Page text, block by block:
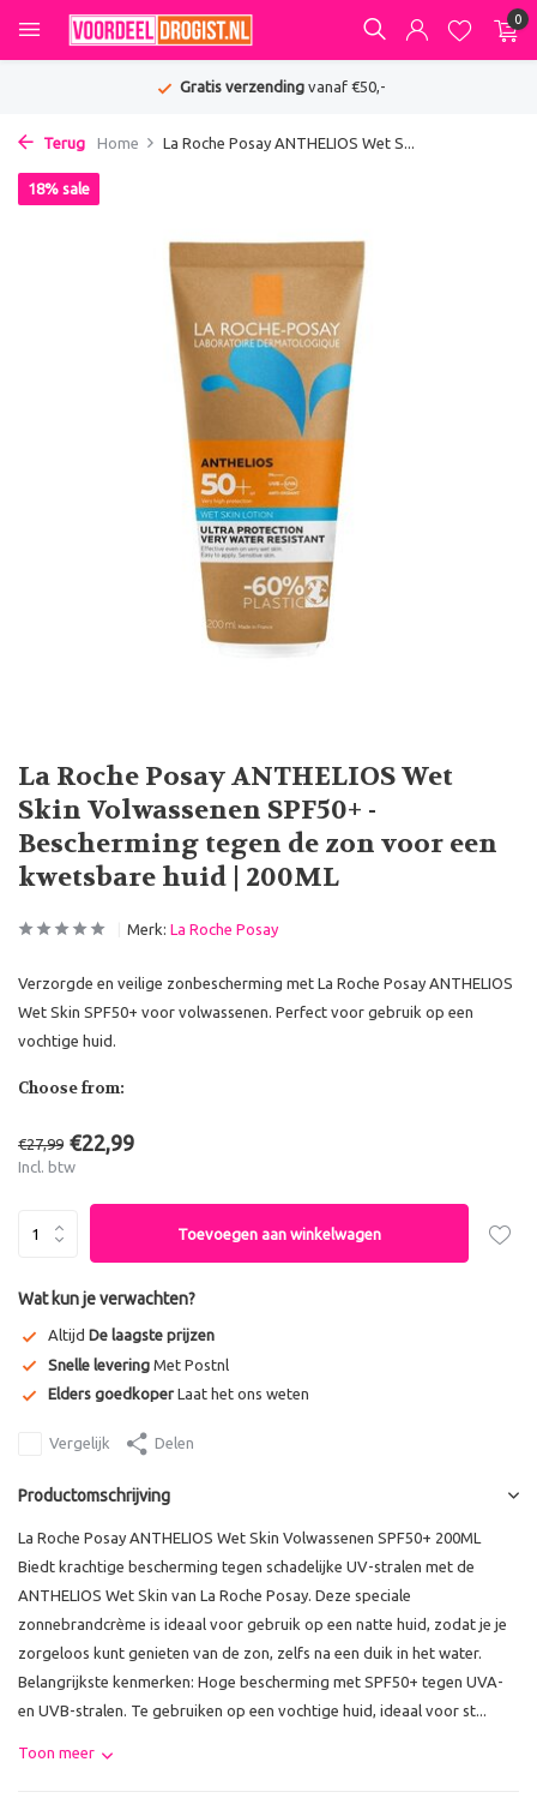
0
Gratis verzendingvanaf €50,-
Terug Home La Roche Posay ANTHELIOS Wet S...
La Roche Posay ANTHELIOS Wet
Skin Volwassenen SPF50+ -
Bescherming tegen de zon voor een
kwetsbare huid | 200ML
18% sale
Merk: La Roche Posay
Verzorgde en veilige zonbescherming met La Roche Posay ANTHELIOS
Wet Skin SPF50+ voor volwassenen. Perfect voor gebruik op een
vochtige huid.
Choose from:
€27,99 €22,99
Incl. btw
Toevoegen aan winkelwagen
Wat kun je verwachten?
Altijd De laagste prijzen
Snelle levering Met Postnl
Elders goedkoper Laat het ons weten
Vergelijk Delen
Productomschrijving
La Roche Posay ANTHELIOS Wet Skin Volwassenen SPF50+ 200ML
Biedt krachtige bescherming tegen schadelijke UV-stralen met de
ANTHELIOS Wet Skin van La Roche Posay. Deze speciale
zonnebrandcrème is ideaal voor gebruik op een natte huid, zodat je je
zorgeloos kunt genieten van de zon, zelfs na een duik in het water.
Belangrijkste kenmerken: Hoge bescherming met SPF50+ tegen UVA-
en UVB-stralen. Te gebruiken op een vochtige huid, ideaal voor st...
Toon meer